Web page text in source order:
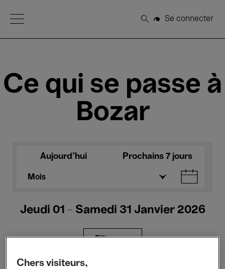
Open Menu
Rechercher
Se connecter
Ce qui se passe à
Bozar
Aujourd'hui Prochains 7 jours
Mois
Jeudi 01 - Samedi 31 Janvier 2026
Filtres
Chers visiteurs,